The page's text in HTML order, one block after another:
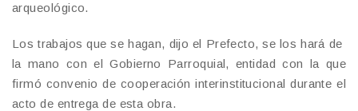
arqueológico.
Los trabajos que se hagan, dijo el Prefecto, se los hará de
la mano con el Gobierno Parroquial, entidad con la que
firmó convenio de cooperación interinstitucional durante el
acto de entrega de esta obra.